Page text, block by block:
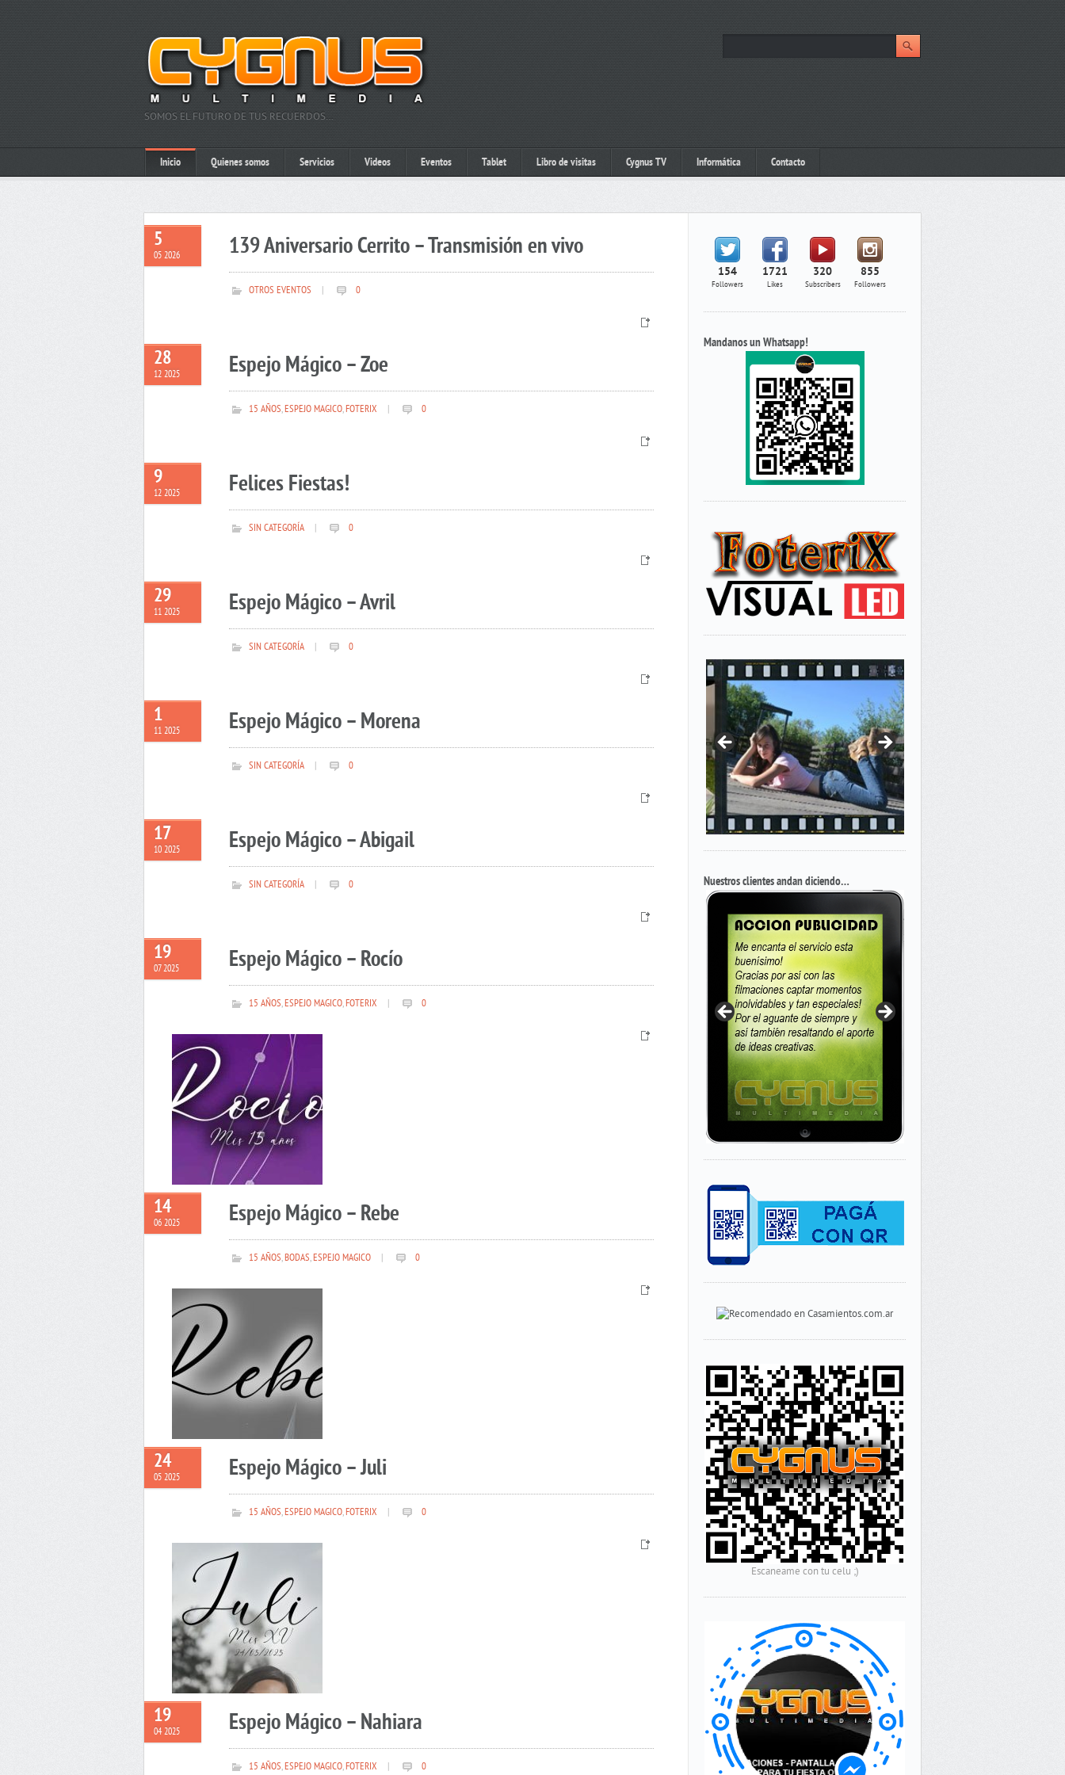
SOMOS EL FUTURO DE TUS RECUERDOS…
Inicio Quienes somos Servicios Videos Eventos Tablet Libro de visitas Cygnus TV Informática Contacto
5
05 2026 139 Aniversario Cerrito – Transmisión en vivo
OTROS EVENTOS 0
28
12 2025 Espejo Mágico – Zoe
15 AÑOS,ESPEJO MAGICO,FOTERIX 0
9
12 2025 Felices Fiestas!
SIN CATEGORÍA 0
29
11 2025 Espejo Mágico – Avril
SIN CATEGORÍA 0
1
11 2025 Espejo Mágico – Morena
SIN CATEGORÍA 0
17
10 2025 Espejo Mágico – Abigail
SIN CATEGORÍA 0
19
07 2025 Espejo Mágico – Rocío
15 AÑOS,ESPEJO MAGICO,FOTERIX 0
14
06 2025 Espejo Mágico – Rebe
15 AÑOS,BODAS,ESPEJO MAGICO 0
24
05 2025 Espejo Mágico – Juli
15 AÑOS,ESPEJO MAGICO,FOTERIX 0
19
04 2025 Espejo Mágico – Nahiara
15 AÑOS,ESPEJO MAGICO,FOTERIX 0
154
Followers
1721
Likes
320
Subscribers
855
Followers
Mandanos un Whatsapp!
Nuestros clientes andan diciendo…
Escaneame con tu celu ;)